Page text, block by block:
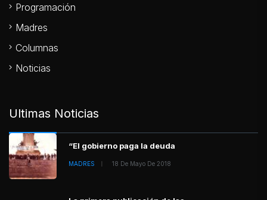
Programación
Madres
Columnas
Noticias
Ultimas Noticias
“El gobierno paga la deuda
MADRES 18 De Mayo De 2018